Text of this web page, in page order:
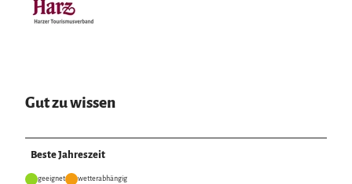
Gut zu wissen
Beste Jahreszeit
geeignet wetterabhängig